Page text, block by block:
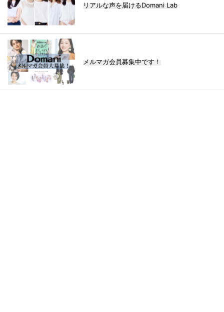
リアルな声を届けるDomani Lab
メルマガ会員募集中です！